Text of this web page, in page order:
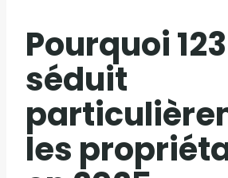
Pourquoi
séduit
les